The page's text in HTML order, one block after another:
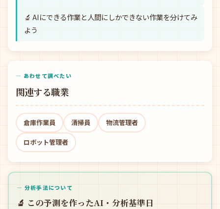
🔬 AIにできる作業と人間にしかできない作業を分けてみ
よう
— あわせて調べたい
関連する職業
倉庫作業員 清掃員 物流管理者
ロボット管理者
— 分析手法について
🔬 この予測を作ったAI・分析基準日